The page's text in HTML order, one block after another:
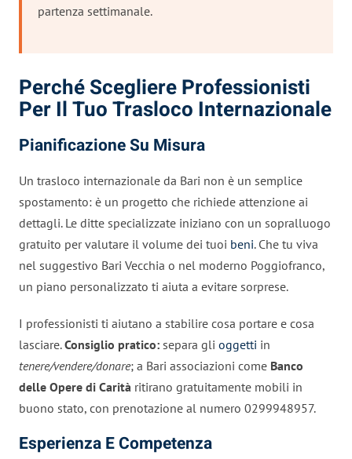
partenza settimanale.
Perché Scegliere Professionisti
Per Il Tuo Trasloco Internazionale
Pianificazione Su Misura
Un trasloco internazionale da Bari non è un semplice
spostamento: è un progetto che richiede attenzione ai
dettagli. Le ditte specializzate iniziano con un sopralluogo
gratuito per valutare il volume dei tuoi beni. Che tu viva
nel suggestivo Bari Vecchia o nel moderno Poggiofranco,
un piano personalizzato ti aiuta a evitare sorprese.
I professionisti ti aiutano a stabilire cosa portare e cosa
lasciare.Consiglio pratico: separa gli oggetti in
tenere/vendere/donare; a Bari associazioni come Banco
delle Opere di Carità ritirano gratuitamente mobili in
buono stato, con prenotazione al numero 0299948957.
Esperienza E Competenza